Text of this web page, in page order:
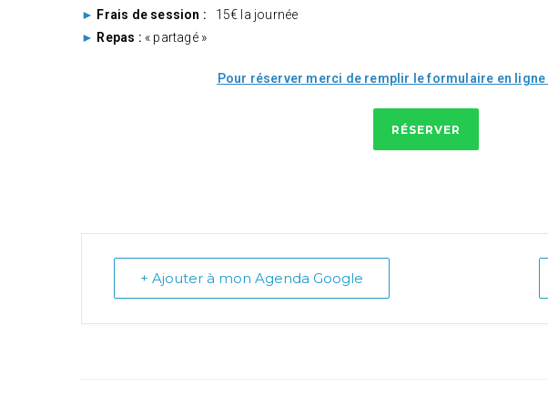
► Frais de session : 15€ la journée
► Repas : « partagé »
Pour réserver merci de remplir le formulaire en ligne
RÉSERVER
+ Ajouter à mon Agenda Google